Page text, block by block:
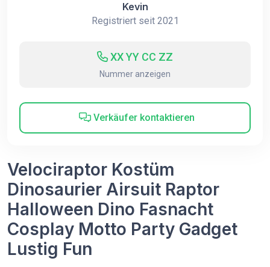
Kevin
Registriert seit 2021
XX YY CC ZZ
Nummer anzeigen
Verkäufer kontaktieren
Velociraptor Kostüm
Dinosaurier Airsuit Raptor
Halloween Dino Fasnacht
Cosplay Motto Party Gadget
Lustig Fun